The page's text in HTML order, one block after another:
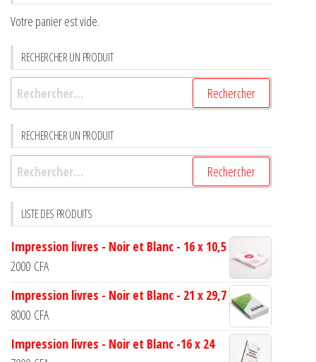
Votre panier est vide.
RECHERCHER UN PRODUIT
RECHERCHER UN PRODUIT
LISTE DES PRODUITS
Impression livres - Noir et Blanc - 16 x 10,5
2000 CFA
Impression livres - Noir et Blanc - 21 x 29,7
8000 CFA
Impression livres - Noir et Blanc -16 x 24